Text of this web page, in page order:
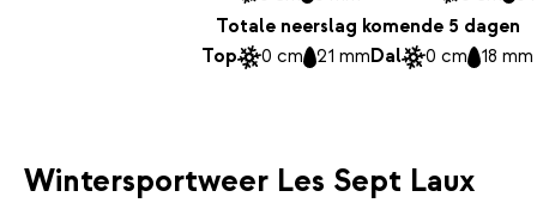
Totale neerslag komende 5 dagen
Top
0 cm 21 mmDal 0 cm 18 mm
Wintersportweer Les Sept Laux